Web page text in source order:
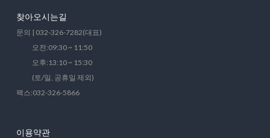
찾아오시는길
문의 | 032-326-7282(대표)
오전:09:30 ~ 11:50
오후:13:10 ~ 15:30
(토/일, 공휴일 제외)
팩스:032-326-5866
이용약관